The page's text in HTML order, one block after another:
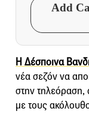
Add
Η Δέσποινα
νέα σεζόν να
στην τηλεόραση,
με τους